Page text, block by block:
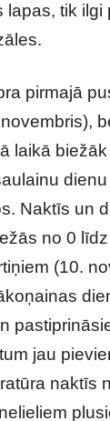
lapas, tik ilgi
pirmajā
laikā
Naktīs un
no 0
(10.
jau
naktīs